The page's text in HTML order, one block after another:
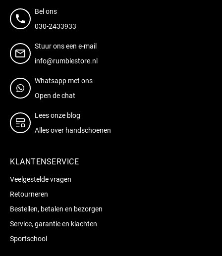
Bel ons
030-2433933
Stuur ons een e-mail
info@rumblestore.nl
Whatsapp met ons
Open de chat
Lees onze blog
Alles over handschoenen
KLANTENSERVICE
Veelgestelde vragen
Retourneren
Bestellen, betalen en bezorgen
Service, garantie en klachten
Sportschool